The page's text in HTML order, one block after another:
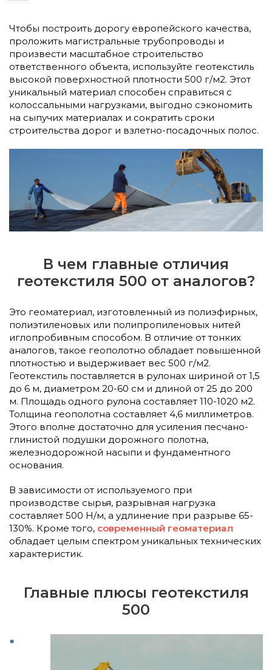
Чтобы построить дорогу европейского качества,
проложить магистральные трубопроводы и
произвести масштабное строительство
ответственного объекта, используйте геотекстиль
высокой поверхностной плотности 500 г/м2. Этот
уникальный материал способен справиться с
колоссальными нагрузками, выгодно сэкономить
на сыпучих материалах и сократить сроки
строительства дорог и взлетно-посадочных полос.
В чем главные отличия
геотекстиля 500 от аналогов?
Это геоматериал, изготовленный из полиэфирных,
полиэтиленовых или полипропиленовых нитей
иглопробивным способом. В отличие от тонких
аналогов, такое геополотно обладает повышенной
плотностью и выдерживает вес 500 г/м2.
Геотекстиль поставляется в рулонах шириной от 1,5
до 6 м, диаметром 20-60 см и длиной от 25 до 200
м. Площадь одного рулона составляет 110-1020 м2.
Толщина геополотна составляет 4,6 миллиметров.
Этого вполне достаточно для усиления песчано-
глинистой подушки дорожного полотна,
железнодорожной насыпи и фундаментного
основания.
В зависимости от используемого при
производстве сырья, разрывная нагрузка
составляет 500 Н/м, а удлинение при разрыве 65-
130%. Кроме того, современный геоматериал
обладает целым спектром уникальных технических
характеристик.
Главные плюсы геотекстиля
500